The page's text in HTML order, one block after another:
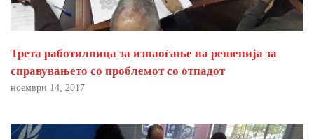
Трета работилница за изнаоѓање на решенија за
справувањето со проблемот со отпадот
ноември 14, 2017